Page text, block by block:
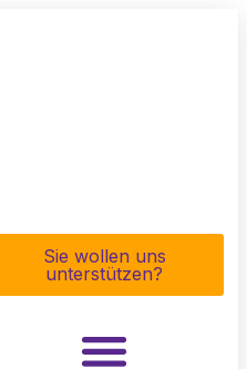
Sie wollen uns
unterstützen?